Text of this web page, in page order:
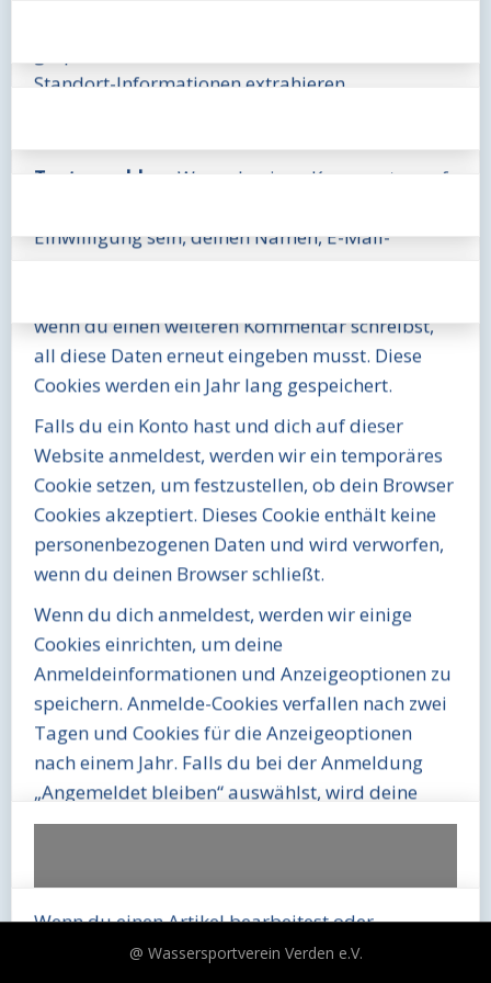
Standort-Informationen extrahieren.
Textvorschlag: Wenn du einen Kommentar auf
Einwilligung sein, deinen Namen, E-Mail-
wenn du einen weiteren Kommentar schreibst,
all diese Daten erneut eingeben musst. Diese
Cookies werden ein Jahr lang gespeichert.
Falls du ein Konto hast und dich auf dieser
Website anmeldest, werden wir ein temporäres
Cookie setzen, um festzustellen, ob dein Browser
Cookies akzeptiert. Dieses Cookie enthält keine
personenbezogenen Daten und wird verworfen,
wenn du deinen Browser schließt.
Wenn du dich anmeldest, werden wir einige
Cookies einrichten, um deine
Anmeldeinformationen und Anzeigeoptionen zu
speichern. Anmelde-Cookies verfallen nach zwei
Tagen und Cookies für die Anzeigeoptionen
nach einem Jahr. Falls du bei der Anmeldung
„Angemeldet bleiben“ auswählst, wird deine
Anmeldung zwei Wochen lang aufrechterhalten.
Wenn du einen Artikel bearbeitest oder
veröffentlichst, wird ein zusätzlicher Cookie in
Anmelden
@ Wassersportverein Verden e.V.